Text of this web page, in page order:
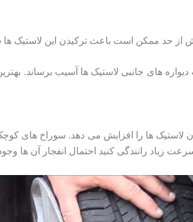
از حد ممکن است باعث ترکیدن این لاستیک
های جانبی لاستیک ها آسیب برساند.
ها را افزایش می دهد. سوراخ های
زیاد رانندگی کنید احتمال انفجار آن ها